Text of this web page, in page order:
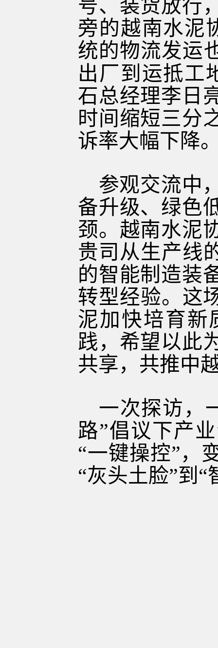
号、装货放行
旁的越南水泥
统的物流发运
出厂到运抵工
石总经理李日
时间缩短三分
诉率大幅下降
参观交流中
备升级、绿色
颈。越南水泥
贵司从生产线
的智能制造装
转型经验。这
泥加快培育新
践，希望以此
共享，共推中
一次探访，
路”倡议下产
“一键操控”，
“灰头土脸”到